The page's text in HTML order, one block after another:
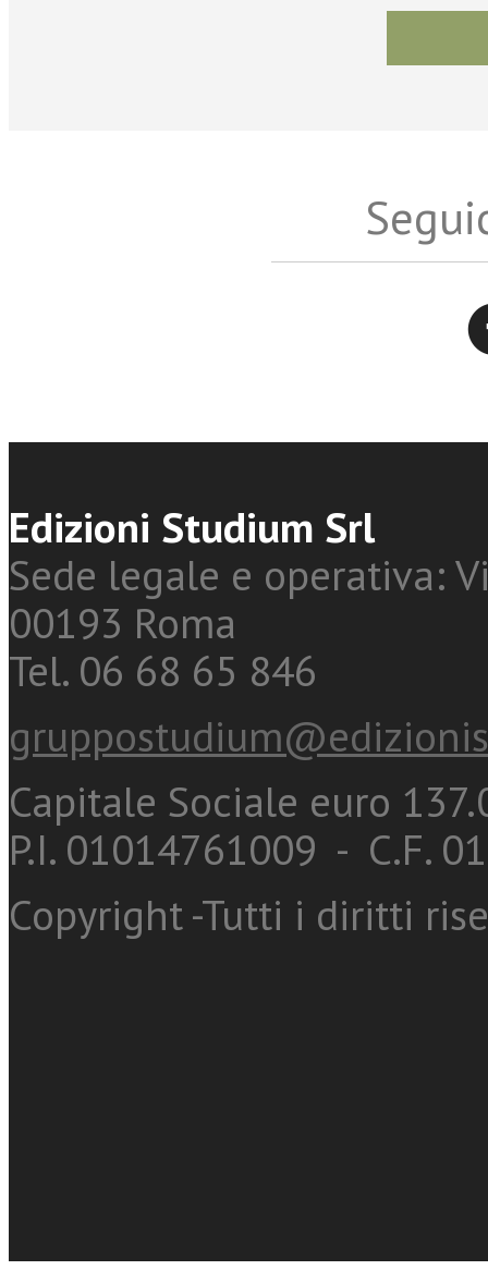
Edizioni Studium Srl
Sede legale e operativa:
00193 Roma
Tel. 06 68 65 846
Capitale Sociale euro
P.I. 01014761009 - C.F.
Copyright -Tutti i diritti